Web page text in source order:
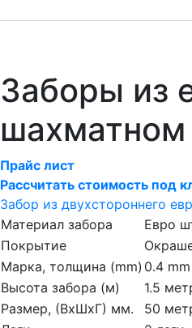
Заборы из
шахматном
Прайс лист
Рассчитать стоимость под
Забор из двухстороннего
Материал забора
Евро
Покрытие
Марка, толщина (mm) 0.4 mm
Высота забора (м)
1.5
Размер, (ВхШхГ) мм.
50